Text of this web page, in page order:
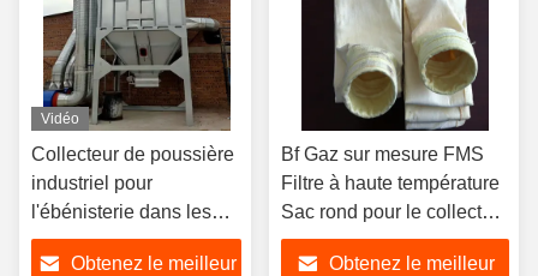
Vidéo
Collecteur de poussière
industriel pour
l'ébénisterie dans les
usines de meubles
Obtenez le meilleur
Bf Gaz sur mesure FMS
Filtre à haute température
Sac rond pour le collecteur
de poussière
Obtenez le meilleur